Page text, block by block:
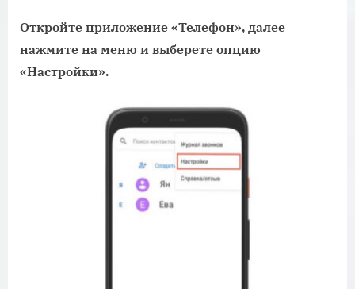
Откройте приложение «Телефон», далее
нажмите на меню и выберете опцию
«Настройки».